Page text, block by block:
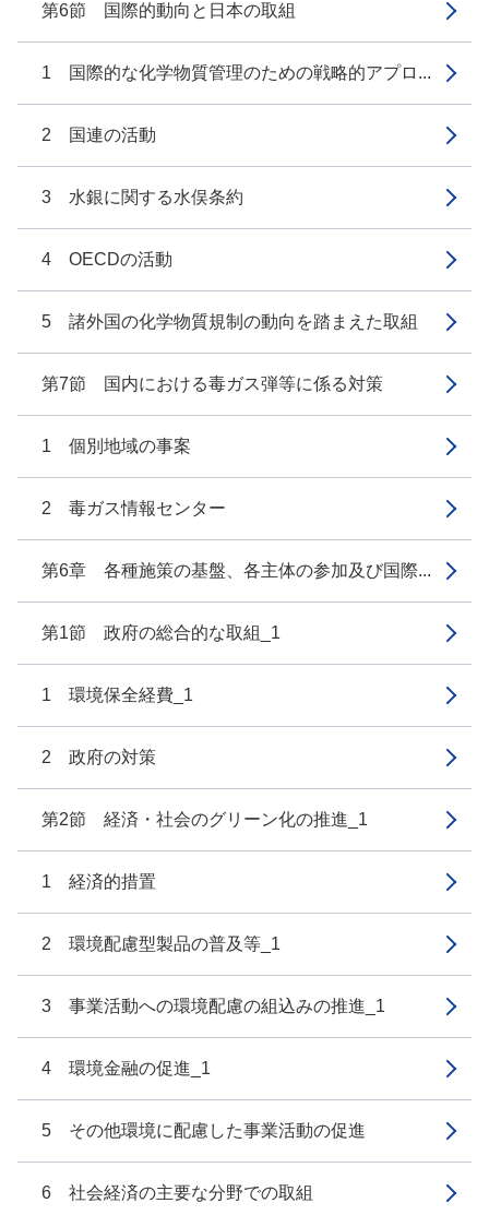
第6節 国際的動向と日本の取組
1 国際的な化学物質管理のための戦略的アプロ...
2 国連の活動
3 水銀に関する水俣条約
4 OECDの活動
5 諸外国の化学物質規制の動向を踏まえた取組
第7節 国内における毒ガス弾等に係る対策
1 個別地域の事案
2 毒ガス情報センター
第6章 各種施策の基盤、各主体の参加及び国際...
第1節 政府の総合的な取組_1
1 環境保全経費_1
2 政府の対策
第2節 経済・社会のグリーン化の推進_1
1 経済的措置
2 環境配慮型製品の普及等_1
3 事業活動への環境配慮の組込みの推進_1
4 環境金融の促進_1
5 その他環境に配慮した事業活動の促進
6 社会経済の主要な分野での取組